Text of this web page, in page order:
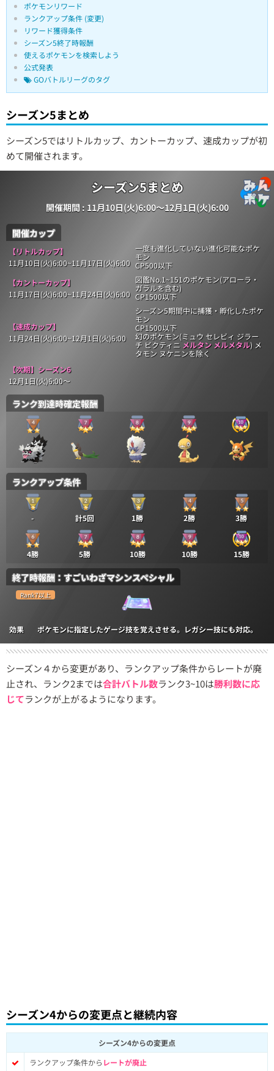
ポケモンリワード
ランクアップ条件 (変更)
リワード獲得条件
シーズン5終了時報酬
使えるポケモンを検索しよう
公式発表
GOバトルリーグのタグ
シーズン5まとめ
シーズン5ではリトルカップ、カントーカップ、速成カップが初
めて開催されます。
シーズン5まとめ
開催期間 : 11月10日(火)6:00〜12月1日(火)6:00
開催カップ
【リトルカップ】
11月10日(火)6:00~11月17日(火)6:00
一度も進化していない進化可能なポケ
モン
CP500以下
【カントーカップ】
11月17日(火)6:00~11月24日(火)6:00
図鑑No.1~151のポケモン(アローラ・
ガラルを含む)
CP1500以下
【速成カップ】
11月24日(火)6:00~12月1日(火)6:00
シーズン5期間中に捕獲・孵化したポケ
モン
CP1500以下
幻のポケモン(ミュウ セレビィ ジラー
チ ビクティニメルタン メルメタル) メ
タモン ヌケニンを除く
【次期】シーズン6
12月1日(火)6:00〜
ランク到達時確定報酬
ランクアップ条件
- 計5回 1勝 2勝 3勝
4勝 5勝 10勝 10勝 15勝
終了時報酬：すごいわざマシンスペシャル
Rank7以上
効果 ポケモンに指定したゲージ技を覚えさせる。レガシー技にも対応。
シーズン４から変更があり、ランクアップ条件からレートが廃
止され、ランク2までは合計バトル数ランク3~10は勝利数に応
じてランクが上がるようになります。
シーズン4からの変更点と継続内容
シーズン4からの変更点
ランクアップ条件からレートが廃止